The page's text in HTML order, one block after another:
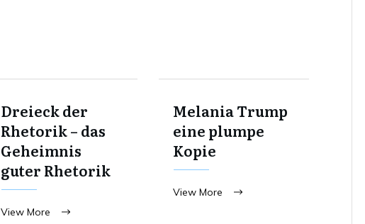
Dreieck der
Rhetorik – das
Geheimnis
guter Rhetorik
View More
Melania Trump
eine plumpe
Kopie
View More